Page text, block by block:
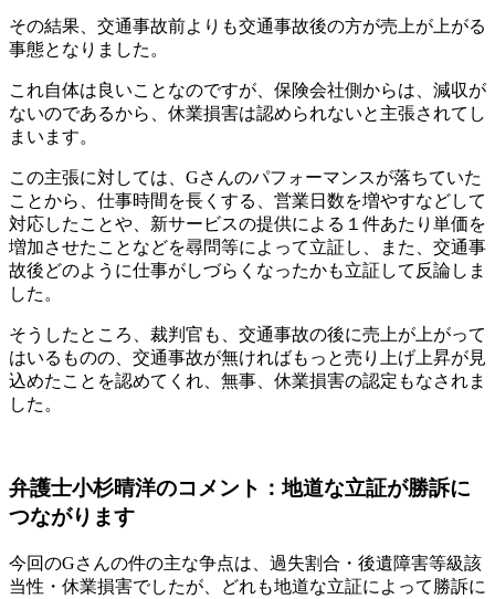
その結果、交通事故前よりも交通事故後の方が売上が上がる
事態となりました。
これ自体は良いことなのですが、保険会社側からは、減収が
ないのであるから、休業損害は認められないと主張されてし
まいます。
この主張に対しては、Gさんのパフォーマンスが落ちていた
ことから、仕事時間を長くする、営業日数を増やすなどして
対応したことや、新サービスの提供による１件あたり単価を
増加させたことなどを尋問等によって立証し、また、交通事
故後どのように仕事がしづらくなったかも立証して反論しま
した。
そうしたところ、裁判官も、交通事故の後に売上が上がって
はいるものの、交通事故が無ければもっと売り上げ上昇が見
込めたことを認めてくれ、無事、休業損害の認定もなされま
した。
弁護士小杉晴洋のコメント：地道な立証が勝訴に
つながります
今回のGさんの件の主な争点は、過失割合・後遺障害等級該
当性・休業損害でしたが、どれも地道な立証によって勝訴に